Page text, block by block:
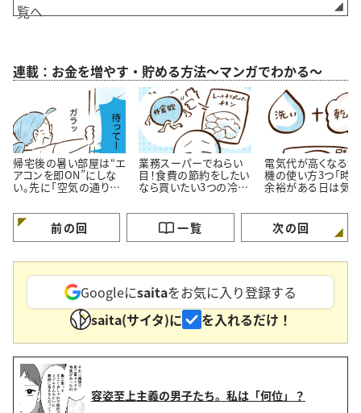
覧へ
連載：お金を増やす・貯める方法～マンガでわかる～
帰宅後の暑い部屋は“エ
アコンを即ON”にしな
い。先に「空気の通り
業務スーパーでねらい
目！食費の節約をしたい
なら買いたい3つの冷凍
電気代が高くなる
機の使い方3つ「時
余裕がある日は気
前の回 一覧 次の回
Googleにsaitaをお気に入り登録する
saita(サイタ)に
を入れるだけ！
容姿至上主義の男子たち。私は「何位」？